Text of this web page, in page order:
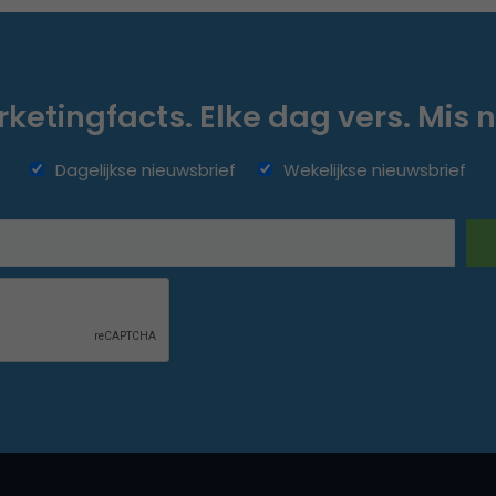
Elke dag vers. Mis
Dagelijkse nieuwsbrief Wekelijkse nieuwsbrief